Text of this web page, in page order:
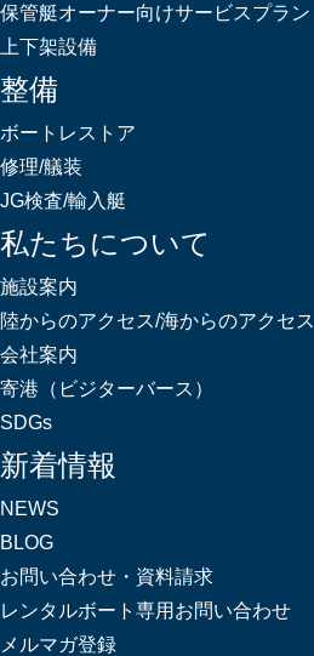
保管艇オーナー向けサービスプラン
上下架設備
整備
ボートレストア
修理/艤装
JG検査/輸入艇
私たちについて
施設案内
陸からのアクセス/海からのアクセス
会社案内
寄港（ビジターバース）
SDGs
新着情報
NEWS
BLOG
お問い合わせ・資料請求
レンタルボート専用お問い合わせ
メルマガ登録